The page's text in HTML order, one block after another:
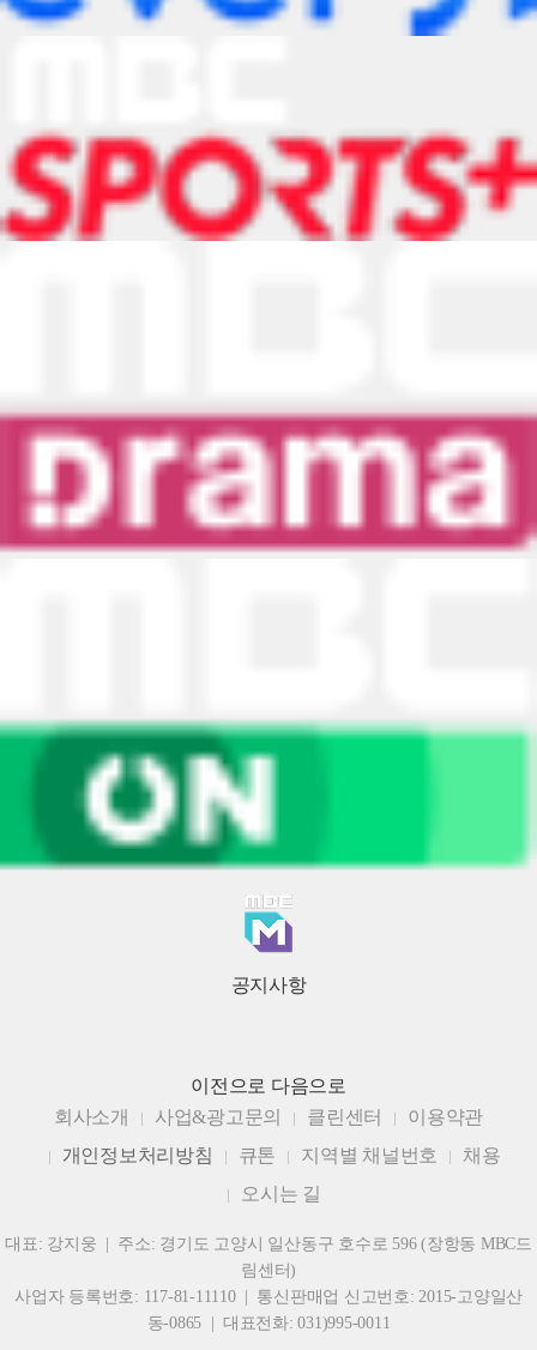
공지사항
이전으로 다음으로
회사소개
사업&광고문의 클린센터
이용약관
개인정보처리방침
큐톤 지역별 채널번호
채용
오시는 길
대표: 강지웅 | 주소: 경기도 고양시 일산동구 호수로 596 (장항동 MBC드
림센터)
사업자 등록번호: 117-81-11110 | 통신판매업 신고번호: 2015-고양일산
동-0865 | 대표전화: 031)995-0011